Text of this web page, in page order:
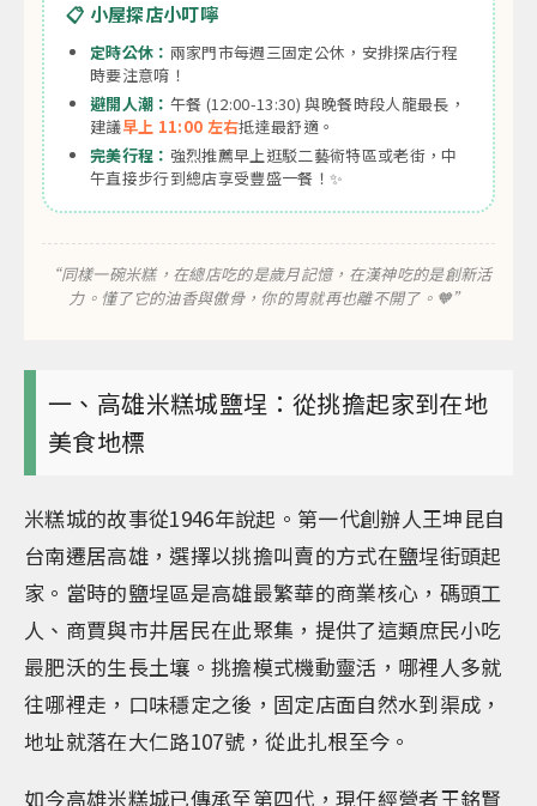
📋 小屋探店小叮嚀
定時公休： 兩家門市每週三固定公休，安排探店行程
時要注意唷！
避開人潮： 午餐 (12:00-13:30) 與晚餐時段人龍最長，
建議早上 11:00 左右抵達最舒適。
完美行程： 強烈推薦早上逛駁二藝術特區或老街，中
午直接步行到總店享受豐盛一餐！✨
“同樣一碗米糕，在總店吃的是歲月記憶，在漢神吃的是創新活
力。懂了它的油香與傲骨，你的胃就再也離不開了。🧡”
一、高雄米糕城鹽埕：從挑擔起家到在地
美食地標
米糕城的故事從1946年說起。第一代創辦人王坤昆自
台南遷居高雄，選擇以挑擔叫賣的方式在鹽埕街頭起
家。當時的鹽埕區是高雄最繁華的商業核心，碼頭工
人、商賈與市井居民在此聚集，提供了這類庶民小吃
最肥沃的生長土壤。挑擔模式機動靈活，哪裡人多就
往哪裡走，口味穩定之後，固定店面自然水到渠成，
地址就落在大仁路107號，從此扎根至今。
如今高雄米糕城已傳承至第四代，現任經營者王銘賢